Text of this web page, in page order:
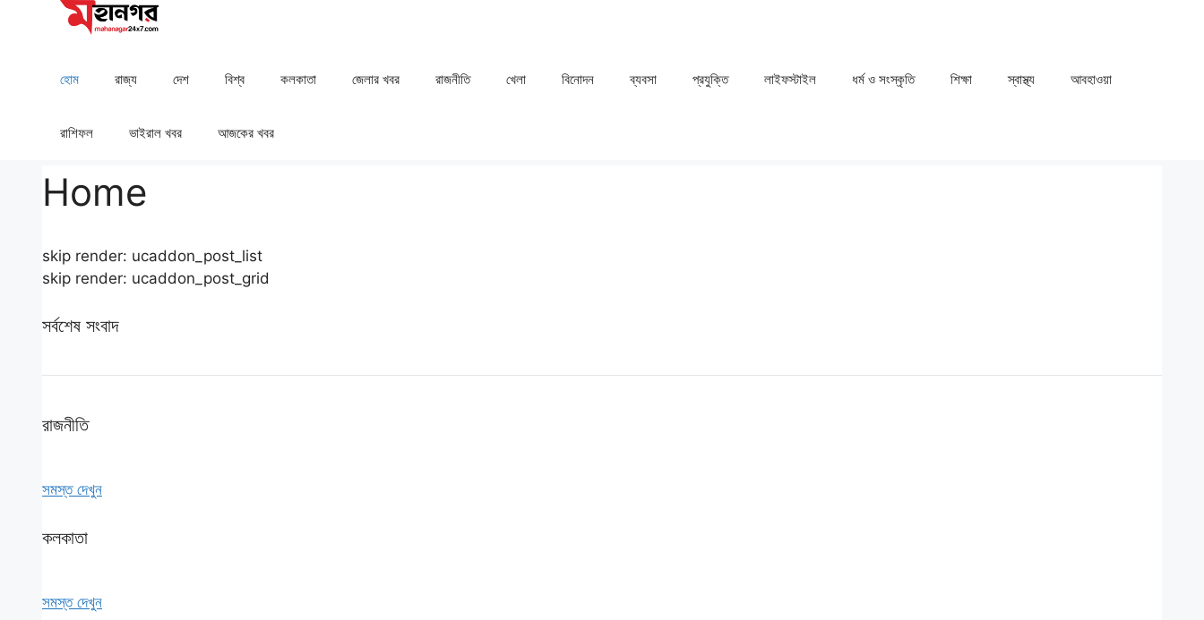
হোম রাজ্য দেশ ⁠বিশ্ব কলকাতা ⁠⁠জেলার খবর রাজনীতি খেলা ⁠বিনোদন ব্যবসা প্রযুক্তি লাইফস্টাইল ধর্ম ও সংস্কৃতি ⁠⁠শিক্ষা ⁠⁠স্বাস্থ্য ⁠⁠আবহাওয়া
রাশিফল ⁠⁠ভাইরাল খবর আজকের খবর
Home
skip render: ucaddon_post_list
skip render: ucaddon_post_grid
সর্বশেষ সংবাদ
রাজনীতি
সমস্ত দেখুন
কলকাতা
সমস্ত দেখুন